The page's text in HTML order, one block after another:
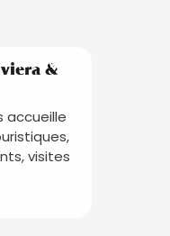
&
accueille
visites
Réservable